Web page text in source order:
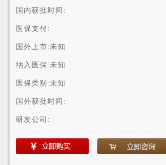
国内获批时间:
医保支付:
国外上市:未知
纳入医保:未知
医保类别:未知
国外获批时间:
研发公司: